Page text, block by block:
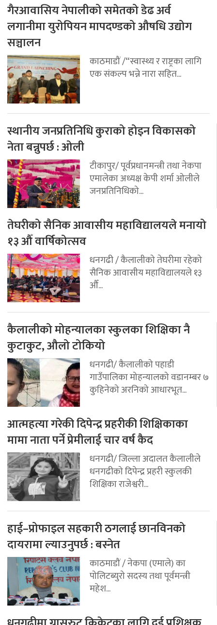
गैरआवासिय नेपालीको समेतको डेढ अर्व
लगानीमा युरोपियन मापदण्डको औषधि उद्योग
सञ्चालन
काठमाडौं /“स्वास्थ्य र राष्ट्रका लागि
एक संकल्प भन्ने नारा सहित...
स्थानीय जनप्रतिनिधि कुराको होइन विकासको
नेता बन्नुपर्छ : ओली
टीकापुर/ पूर्वप्रधानमन्त्री तथा नेकपा
एमालेका अध्यक्ष केपी शर्मा ओलीले
जनप्रतिनिधिको...
तेघरीको सैनिक आवासीय महाविद्यालयले मनायो
१३ औँ वार्षिकोत्सव
धनगढी / कैलालीको तेघरीमा रहेको
सैनिक आवासीय महाविद्यालयले १३
औँ...
कैलालीको मोहन्यालका स्कुलका शिक्षिका नै
कुटाकुट, औलो टोकियो
धनगढी/ कैलालीको पहाडी
गाउँपालिका मोहन्यालको वडानम्बर ७
कुहिनेको अरनिको आधारभूत...
आत्महत्या गरेकी दिपेन्द्र प्रहरीकी शिक्षिकाका
मामा नाता पर्ने प्रेमीलाई चार वर्ष कैद
धनगढी/ जिल्ला अदालत कैलालीले
धनगढीको दिपेन्द्र प्रहरी स्कुलकी
शिक्षिका राजेश्वरी...
हाई–प्रोफाइल सहकारी ठगलाई छानविनको
दायरामा ल्याउनुपर्छ : बस्नेत
काठमाडौं / नेकपा (एमाले) का
पोलिटब्युरो सदस्य तथा पूर्वमन्त्री
महेश...